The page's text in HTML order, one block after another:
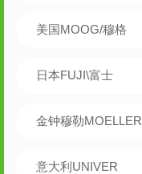
美国MOOG/穆格
日本FUJI\富士
金钟穆勒MOELLER
意大利UNIVER